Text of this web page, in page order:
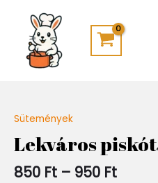
content
Sütemények
Lekváros
850 Ft – 950 Ft
850 Ft
-
950 Ft